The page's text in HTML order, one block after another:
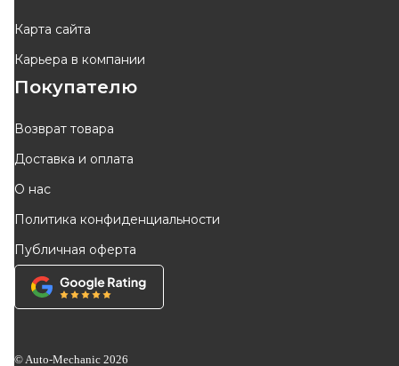
Карта сайта
Карьера в компании
Покупателю
Возврат товара
Доставка и оплата
О нас
Политика конфиденциальности
Публичная оферта
© Auto-Mechanic 2026